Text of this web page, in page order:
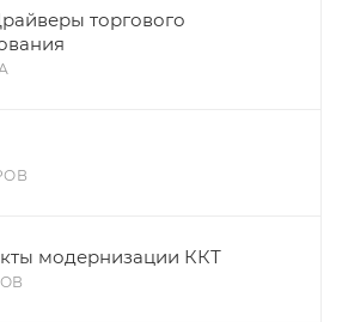
торгового
модернизации ККТ